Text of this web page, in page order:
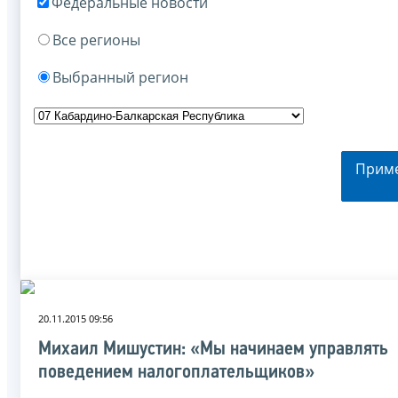
Все регионы
Выбранный регион
20.11.2015 09:56
Михаил Мишустин: «Мы начинаем управлять
поведением налогоплательщиков»